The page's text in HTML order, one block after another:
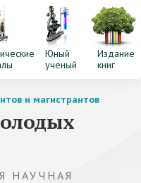
Юный
ученый
Издание
книг
и магистрантов
НАУЧНАЯ